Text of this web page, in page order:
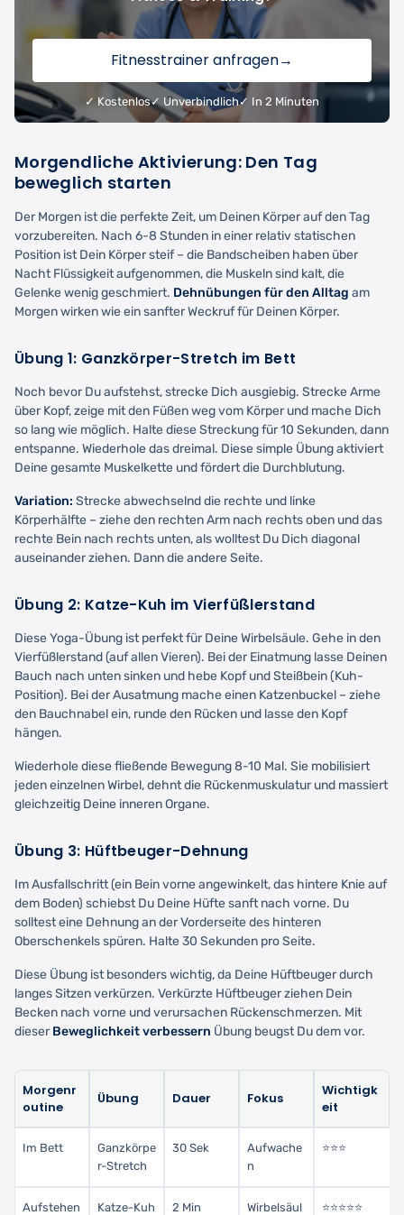
Fitnesstrainer anfragen→
✓ Kostenlos✓ Unverbindlich✓ In 2 Minuten
Morgendliche Aktivierung: Den Tag
beweglich starten
Der Morgen ist die perfekte Zeit, um Deinen Körper auf den Tag
vorzubereiten. Nach 6-8 Stunden in einer relativ statischen
Position ist Dein Körper steif – die Bandscheiben haben über
Nacht Flüssigkeit aufgenommen, die Muskeln sind kalt, die
Gelenke wenig geschmiert. Dehnübungen für den Alltag am
Morgen wirken wie ein sanfter Weckruf für Deinen Körper.
Übung 1: Ganzkörper-Stretch im Bett
Noch bevor Du aufstehst, strecke Dich ausgiebig. Strecke Arme
über Kopf, zeige mit den Füßen weg vom Körper und mache Dich
so lang wie möglich. Halte diese Streckung für 10 Sekunden, dann
entspanne. Wiederhole das dreimal. Diese simple Übung aktiviert
Deine gesamte Muskelkette und fördert die Durchblutung.
Variation: Strecke abwechselnd die rechte und linke
Körperhälfte – ziehe den rechten Arm nach rechts oben und das
rechte Bein nach rechts unten, als wolltest Du Dich diagonal
auseinander ziehen. Dann die andere Seite.
Übung 2: Katze-Kuh im Vierfüßlerstand
Diese Yoga-Übung ist perfekt für Deine Wirbelsäule. Gehe in den
Vierfüßlerstand (auf allen Vieren). Bei der Einatmung lasse Deinen
Bauch nach unten sinken und hebe Kopf und Steißbein (Kuh-
Position). Bei der Ausatmung mache einen Katzenbuckel – ziehe
den Bauchnabel ein, runde den Rücken und lasse den Kopf
hängen.
Wiederhole diese fließende Bewegung 8-10 Mal. Sie mobilisiert
jeden einzelnen Wirbel, dehnt die Rückenmuskulatur und massiert
gleichzeitig Deine inneren Organe.
Übung 3: Hüftbeuger-Dehnung
Im Ausfallschritt (ein Bein vorne angewinkelt, das hintere Knie auf
dem Boden) schiebst Du Deine Hüfte sanft nach vorne. Du
solltest eine Dehnung an der Vorderseite des hinteren
Oberschenkels spüren. Halte 30 Sekunden pro Seite.
Diese Übung ist besonders wichtig, da Deine Hüftbeuger durch
langes Sitzen verkürzen. Verkürzte Hüftbeuger ziehen Dein
Becken nach vorne und verursachen Rückenschmerzen. Mit
dieserBeweglichkeit verbessern Übung beugst Du dem vor.
Morgenr
outine
Übung Dauer Fokus
Wichtigk
eit
Im Bett
Ganzkörpe
r-Stretch
30 Sek
Aufwache
n
⭐⭐⭐
Aufstehen Katze-Kuh 2 Min
Wirbelsäul
⭐⭐⭐⭐⭐